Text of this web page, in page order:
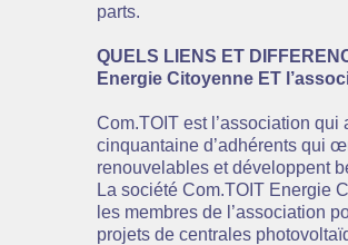
parts.
QUELS LIENS ET
Energie Citoyenne ET
Com.TOIT est l’association
cinquantaine d’adhérents qui
renouvelables et développent
La société Com.TOIT Energie
les membres de l’association
projets de centrales